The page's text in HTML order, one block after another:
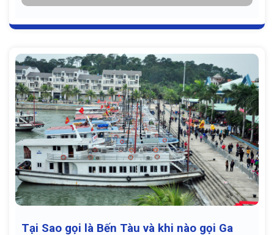
Tại Sao gọi là Bến Tàu và khi nào gọi Ga